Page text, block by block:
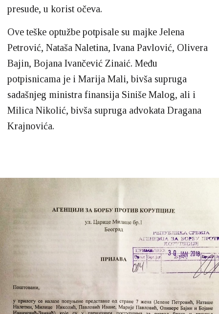
presude, u korist očeva.
Ove teške optužbe potpisale su majke Jelena
Petrović, Nataša Naletina, Ivana Pavlović, Olivera
Bajin, Bojana Ivančević Zinaić. Među
potpisnicama je i Marija Mali, bivša supruga
sadašnjeg ministra finansija Siniše Malog, ali i
Milica Nikolić, bivša supruga advokata Dragana
Krajnovića.